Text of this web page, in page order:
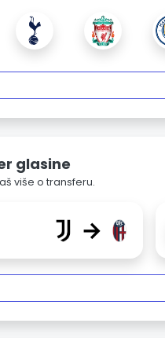
glasine
više o transferu.
→